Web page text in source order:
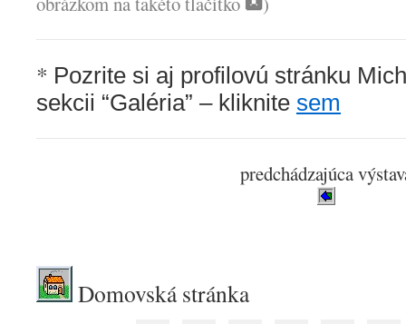
* Pozrite si aj profilovú stránku
sekcii “Galéria” – kliknite sem
predchádzajúca
Domovská stránka